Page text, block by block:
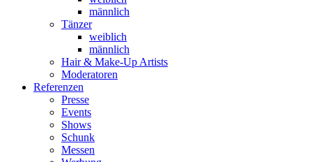
männlich
Tänzer
weiblich
männlich
Hair & Make-Up Artists
Moderatoren
Referenzen
Presse
Events
Shows
Schunk
Messen